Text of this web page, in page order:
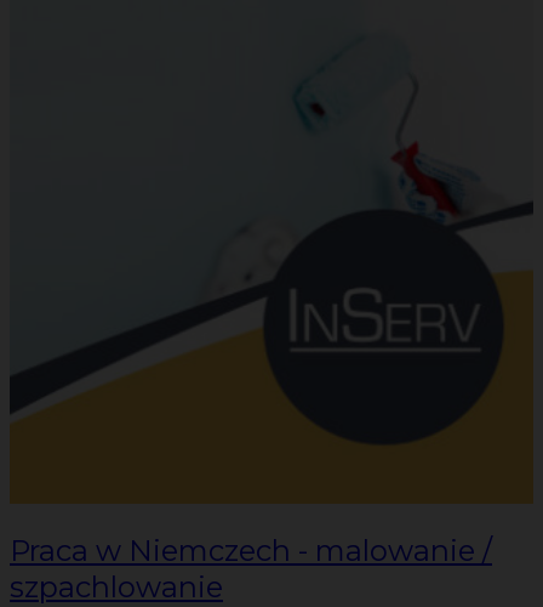
Praca w Niemczech - malowanie /
szpachlowanie